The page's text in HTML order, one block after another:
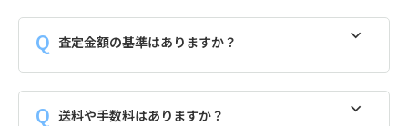
査定金額の基準はありますか？
送料や手数料はありますか？